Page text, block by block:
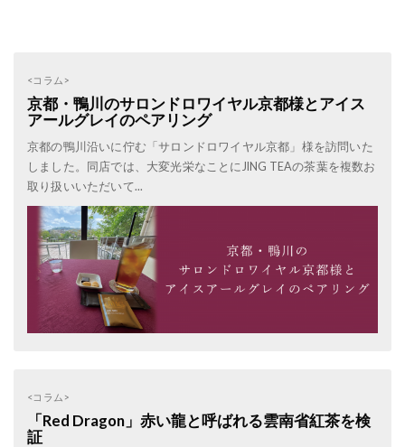
<コラム>
京都・鴨川のサロンドロワイヤル京都様とアイス
アールグレイのペアリング
京都の鴨川沿いに佇む「サロンドロワイヤル京都」様を訪問いた
しました。同店では、大変光栄なことにJING TEAの茶葉を複数お
取り扱いいただいて...
<コラム>
「Red Dragon」赤い龍と呼ばれる雲南省紅茶を検
証